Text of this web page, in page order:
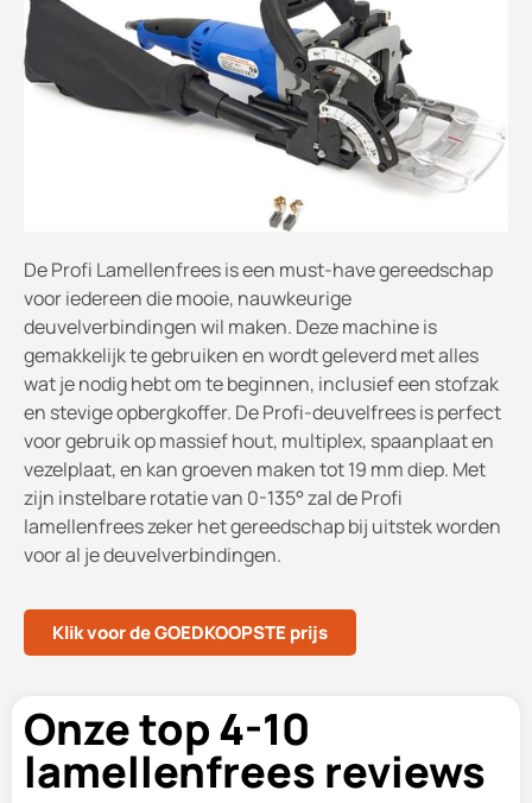
De Profi Lamellenfrees is een must-have gereedschap
voor iedereen die mooie, nauwkeurige
deuvelverbindingen wil maken. Deze machine is
gemakkelijk te gebruiken en wordt geleverd met alles
wat je nodig hebt om te beginnen, inclusief een stofzak
en stevige opbergkoffer. De Profi-deuvelfrees is perfect
voor gebruik op massief hout, multiplex, spaanplaat en
vezelplaat, en kan groeven maken tot 19 mm diep. Met
zijn instelbare rotatie van 0-135° zal de Profi
lamellenfrees zeker het gereedschap bij uitstek worden
voor al je deuvelverbindingen.
Klik voor de GOEDKOOPSTE prijs
Onze top 4-10
lamellenfrees reviews